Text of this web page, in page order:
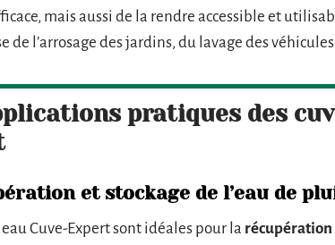
mais aussi de la rendre accessible et
de l’arrosage des jardins, du lavage des
pratiques des
et stockage de l’eau de
eau Cuve-Expert sont idéales pour la récupération